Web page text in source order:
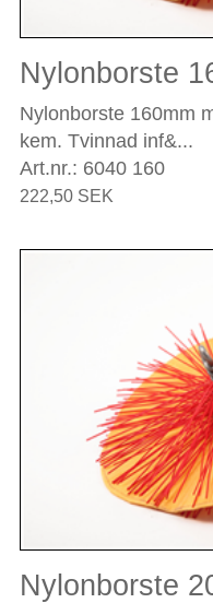
Nylonborste
Nylonborste 160mm
kem. Tvinnad inf&...
Art.nr.: 6040 160
222,50 SEK
Nylonborste